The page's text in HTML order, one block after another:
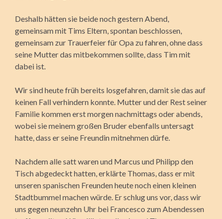
Deshalb hätten sie beide noch gestern Abend,
gemeinsam mit Tims Eltern, spontan beschlossen,
gemeinsam zur Trauerfeier für Opa zu fahren, ohne dass
seine Mutter das mitbekommen sollte, dass Tim mit
dabei ist.
Wir sind heute früh bereits losgefahren, damit sie das auf
keinen Fall verhindern konnte. Mutter und der Rest seiner
Familie kommen erst morgen nachmittags oder abends,
wobei sie meinem großen Bruder ebenfalls untersagt
hatte, dass er seine Freundin mitnehmen dürfe.
Nachdem alle satt waren und Marcus und Philipp den
Tisch abgedeckt hatten, erklärte Thomas, dass er mit
unseren spanischen Freunden heute noch einen kleinen
Stadtbummel machen würde. Er schlug uns vor, dass wir
uns gegen neunzehn Uhr bei Francesco zum Abendessen